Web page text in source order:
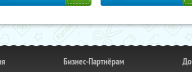
Бизнес-Партнёрам